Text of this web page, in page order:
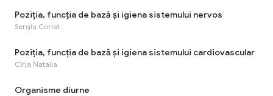
Poziția, funcția de bază și igiena sistemului nervos
Sergiu Corlat
Poziția, funcția de bază și igiena sistemului cardiovascular
Cîrja Natalia
Organisme diurne